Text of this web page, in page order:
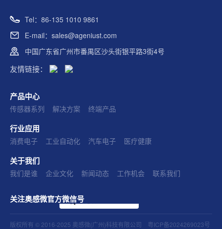
Tel：86-135 1010 9861
E-mail：sales@ageniust.com
中国广东省广州市番禺区沙头街银平路3街4号
友情链接：
产品中心
传感器系列 解决方案 终端产品
行业应用
消费电子 工业自动化 汽车电子 医疗健康
关于我们
我们是谁 企业文化 新闻动态 工作机会 联系我们
关注奥感微官方微信号
版权所有 © 2016-2025 奥感微(广州)科技有限公司 粤ICP备2024269023号